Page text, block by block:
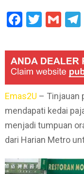
Emas2U – Tinjauan
mendapati kedai
menjadi tumpuan
dari Harian Metro